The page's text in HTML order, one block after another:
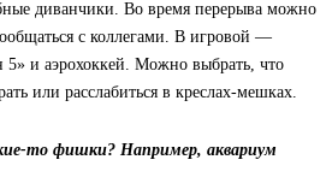
диванчики. Во время перерыва можно
с коллегами. В игровой —
и аэрохоккей. Можно выбрать, что
или расслабиться в креслах-мешках.
то фишки? Например, аквариум